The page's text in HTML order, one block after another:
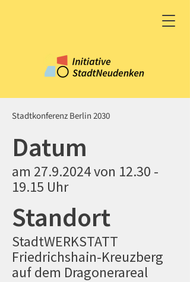
Stadtkonferenz Berlin 2030
Datum
am 27.9.2024von 12.30 -
19.15 Uhr
Standort
StadtWERKSTATT
Friedrichshain-Kreuzberg
auf dem Dragonerareal